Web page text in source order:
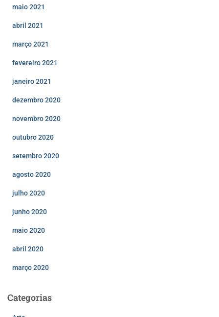
maio 2021
abril 2021
março 2021
fevereiro 2021
janeiro 2021
dezembro 2020
novembro 2020
outubro 2020
setembro 2020
agosto 2020
julho 2020
junho 2020
maio 2020
abril 2020
março 2020
Categorias